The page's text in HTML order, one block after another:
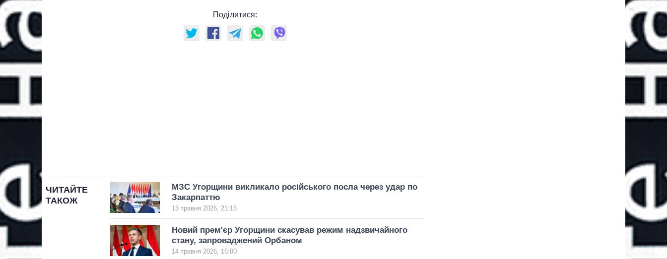
Поділитися:
ЧИТАЙТЕ
ТАКОЖ
МЗС Угорщини викликало російського посла через удар по
Закарпаттю
13 травня 2026, 21:16
Новий прем'єр Угорщини скасував режим надзвичайного
стану, запроваджений Орбаном
14 травня 2026, 16:00